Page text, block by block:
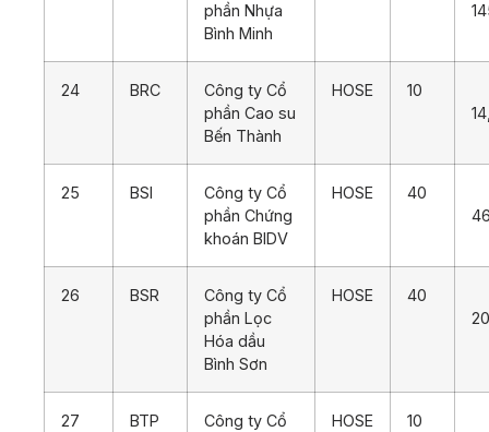
phần Nhựa
Bình Minh
24 BRC
Công ty Cổ
phần Cao su
Bến Thành
HOSE
10
25 BSI
Công ty Cổ
phần Chứng
khoán BIDV
HOSE
40
26 BSR
Công ty Cổ
phần Lọc
Hóa dầu
Bình Sơn
HOSE
40
27 BTP
Công ty Cổ
HOSE
10